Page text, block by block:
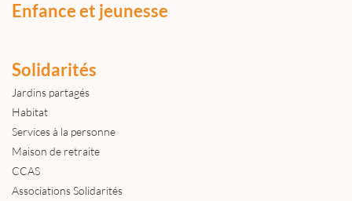
Enfance et jeunesse
Solidarités
Jardins partagés
Habitat
Services à la personne
Maison de retraite
CCAS
Associations Solidarités